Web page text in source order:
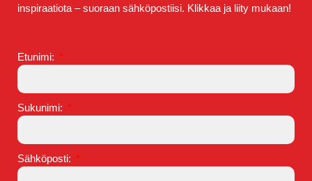
inspiraatiota – suoraan sähköpostiisi. Klikkaa ja liity mukaan!
Etunimi:
Sukunimi:
Sähköposti: